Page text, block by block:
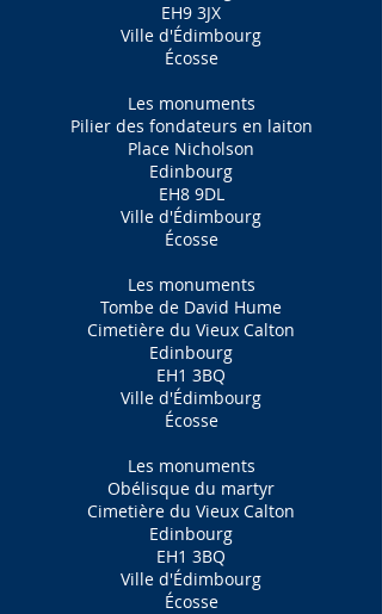
EH9 3JX
Ville d'Édimbourg
Écosse
Les monuments
Pilier des fondateurs en laiton
Place Nicholson
Edinbourg
EH8 9DL
Ville d'Édimbourg
Écosse
Les monuments
Tombe de David Hume
Cimetière du Vieux Calton
Edinbourg
EH1 3BQ
Ville d'Édimbourg
Écosse
Les monuments
Obélisque du martyr
Cimetière du Vieux Calton
Edinbourg
EH1 3BQ
Ville d'Édimbourg
Écosse